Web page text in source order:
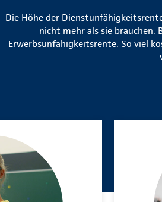
Die Höhe der
nicht mehr als sie
Erwerbsunfähigkeitsrente. So viel